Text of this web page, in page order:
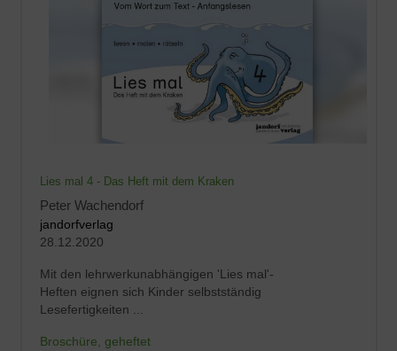
Lies mal 4 - Das Heft mit dem Kraken
Peter Wachendorf
jandorfverlag
28.12.2020
Mit den lehrwerkunabhängigen 'Lies mal'-
Heften eignen sich Kinder selbstständig
Lesefertigkeiten ...
Broschüre, geheftet